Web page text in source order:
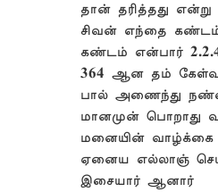
தான் தரித்தது என்று
சிவன் எந்தை
கண்டம் என்பார்
364 ஆன தம்
பால் அணைந்து
மானமுன் பொறாது
மனையின் வாழ்க்கை
ஏனைய எல்லாஞ்
இசையார் ஆனார்